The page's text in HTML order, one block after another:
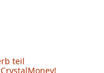
teil